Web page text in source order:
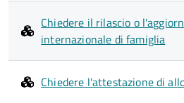
Chiedere il rilascio o
internazionale di famiglia
Chiedere l'attestazione di